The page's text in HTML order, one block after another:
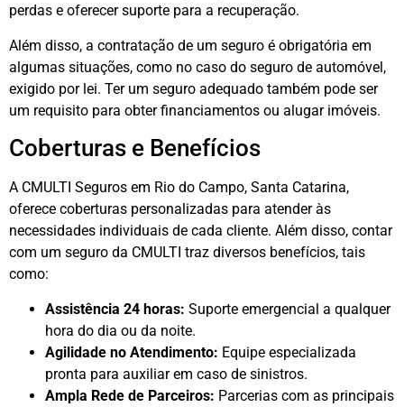
perdas e oferecer suporte para a recuperação.
Além disso, a contratação de um seguro é obrigatória em
algumas situações, como no caso do seguro de automóvel,
exigido por lei. Ter um seguro adequado também pode ser
um requisito para obter financiamentos ou alugar imóveis.
Coberturas e Benefícios
A CMULTI Seguros em Rio do Campo, Santa Catarina,
oferece coberturas personalizadas para atender às
necessidades individuais de cada cliente. Além disso, contar
com um seguro da CMULTI traz diversos benefícios, tais
como:
Assistência 24 horas: Suporte emergencial a qualquer
hora do dia ou da noite.
Agilidade no Atendimento: Equipe especializada
pronta para auxiliar em caso de sinistros.
Ampla Rede de Parceiros: Parcerias com as principais